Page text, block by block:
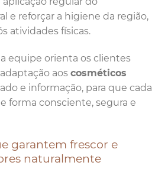
e reforçar a higiene da região,
atividades físicas.
a equipe orienta os clientes
aos cosméticos
e informação, para que cada
forma consciente, segura e
garantem frescor e
naturalmente